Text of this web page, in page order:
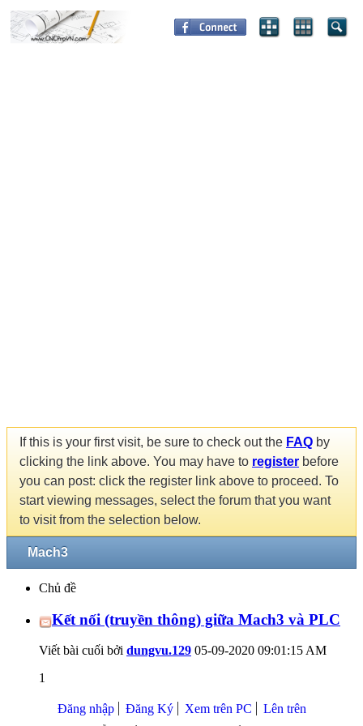
If this is your first visit, be sure to check out the FAQ by
clicking the link above. You may have to register before
you can post: click the register link above to proceed. To
start viewing messages, select the forum that you want
to visit from the selection below.
Mach3
Chủ đề
Kết nối (truyền thông) giữa Mach3 và PLC
Viết bài cuối bởi dungvu.129 05-09-2020 09:01:15 AM
1
Đăng nhập Đăng Ký Xem trên PC Lên trên